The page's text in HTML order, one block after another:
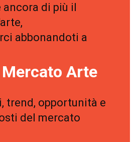
di più il
abbonandoti a
Arte
trend, opportunità e
del mercato